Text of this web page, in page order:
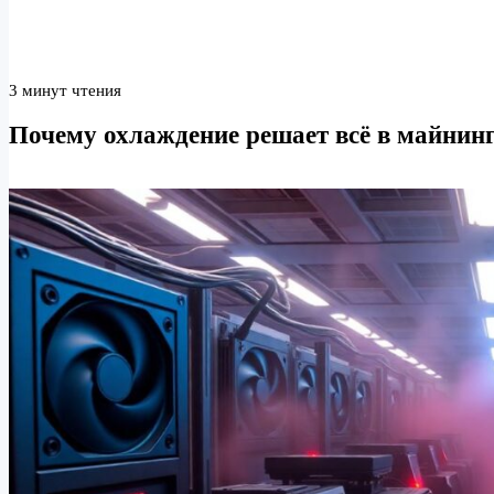
3 минут чтения
Почему охлаждение решает всё в